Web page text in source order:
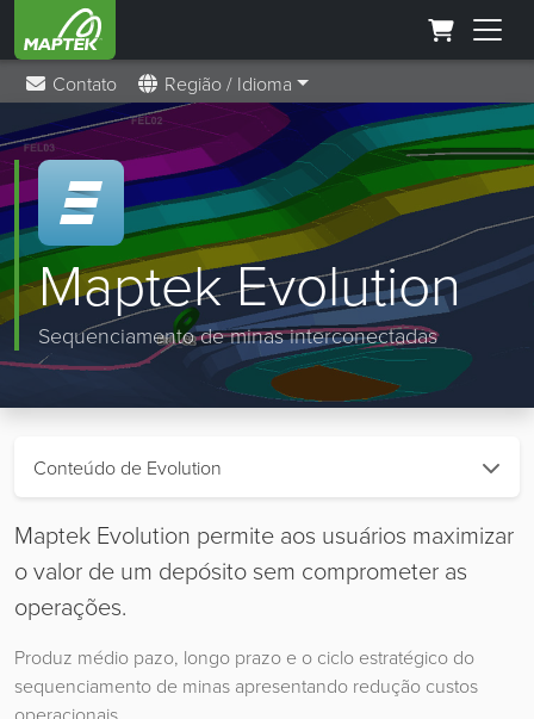
Contato Região / Idioma
Maptek Evolution
Sequenciamento de minas interconectadas
Conteúdo de Evolution
Maptek Evolution permite aos usuários maximizar
o valor de um depósito sem comprometer as
operações.
Produz médio pazo, longo prazo e o ciclo estratégico do
sequenciamento de minas apresentando redução custos